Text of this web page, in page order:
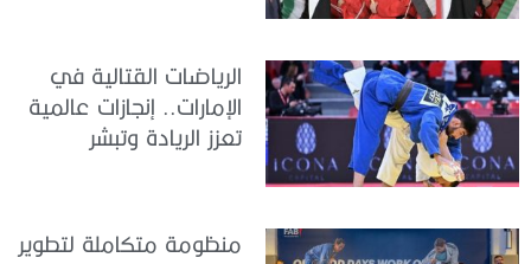
الرياضات القتالية في
الإمارات.. إنجازات عالمية
تعزز الريادة وتبشر
منظومة متكاملة لتطوير